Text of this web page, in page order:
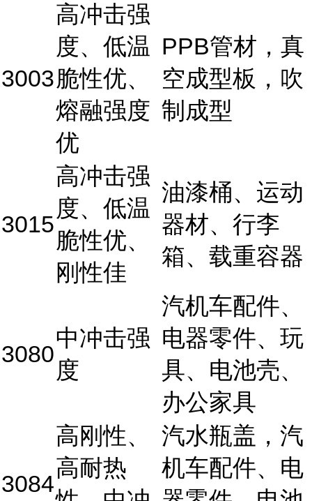
3003
高冲击强
度、低温
脆性优、
熔融强度
优
PPB管材，真
空成型板，吹
制成型
3015
高冲击强
度、低温
脆性优、
刚性佳
油漆桶、运动
器材、行李
箱、载重容器
3080
中冲击强
度
汽机车配件、
电器零件、玩
具、电池壳、
办公家具
3084
高刚性、
高耐热
汽水瓶盖，汽
机车配件、电